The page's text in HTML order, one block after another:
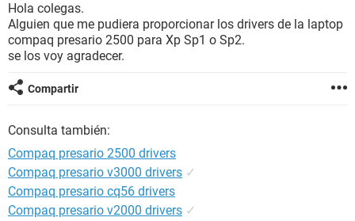
Hola colegas.
Alguien que me pudiera proporcionar los drivers de la laptop
compaq presario 2500 para Xp Sp1 o Sp2.
se los voy agradecer.
Compartir
Consulta también:
Compaq presario 2500 drivers
Compaq presario v3000 drivers ✓
Compaq presario cq56 drivers
Compaq presario v2000 drivers ✓